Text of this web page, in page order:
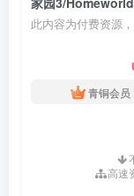
此内容为付费资源
青铜会员
高速